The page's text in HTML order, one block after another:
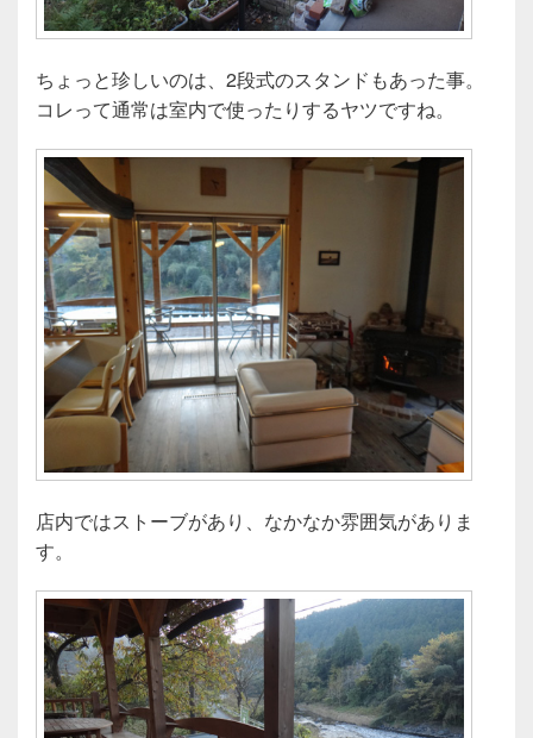
ちょっと珍しいのは、2段式のスタンドもあった事。
コレって通常は室内で使ったりするヤツですね。
店内ではストーブがあり、なかなか雰囲気がありま
す。